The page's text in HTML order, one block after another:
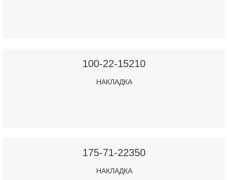
100-22-15210
НАКЛАДКА
175-71-22350
НАКЛАДКА